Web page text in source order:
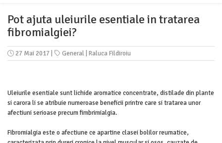
Slabit / Obezitate / Celulita
Vitamine
Pot ajuta uleiurile esentiale in tratarea
fibromialgiei?
27 Mai 2017 General Raluca Fildiroiu
Uleiurile esentiale sunt lichide aromatice concentrate, distilade din plante
si carora li se atribuie numeroase beneficii printre care si tratarea unor
afectiuni serioase precum fimbrimialgia.
Fibromialgia este o afectiune ce apartine clasei bolilor reumatice,